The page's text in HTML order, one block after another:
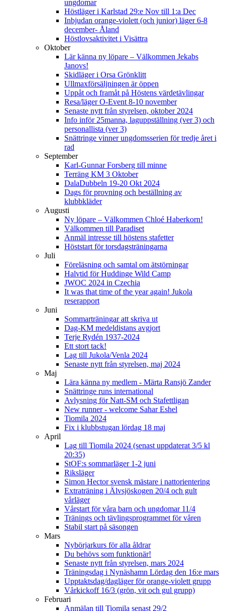
ungdomar
Höstläger i Karlstad 29:e Nov till 1:a Dec
Inbjudan orange-violett (och junior) läger 6-8
december- Åland
Höstlovsaktivitet i Visättra
Oktober
Lär känna ny löpare – Välkommen Jekabs
Janovs!
Skidläger i Orsa Grönklitt
Ullmaxförsäljningen är öppen
Uppåt och framåt på Höstens värdetävlingar
Resa/läger O-Event 8-10 november
Senaste nytt från styrelsen, oktober 2024
Info inför 25manna, laguppställning (ver 3) och
personallista (ver 3)
Snättringe vinner ungdomsserien för tredje året i
rad
September
Karl-Gunnar Forsberg till minne
Terräng KM 3 Oktober
DalaDubbeln 19-20 Okt 2024
Dags för provning och beställning av
klubbkläder
Augusti
Ny löpare – Välkommen Chloé Haberkorn!
Välkommen till Paradiset
Anmäl intresse till höstens stafetter
Höststart för torsdagsträningarna
Juli
Föreläsning och samtal om ätstörningar
Halvtid för Huddinge Wild Camp
JWOC 2024 in Czechia
It was that time of the year again! Jukola
reserapport
Juni
Sommarträningar att skriva ut
Dag-KM medeldistans avgjort
Terje Rydén 1937-2024
Ett stort tack!
Lag till Jukola/Venla 2024
Senaste nytt från styrelsen, maj 2024
Maj
Lära känna ny medlem - Märta Ransjö Zander
Snättringe runs international
Avlysning för Natt-SM och Stafettligan
New runner - welcome Sahar Eshel
Tiomila 2024
Fix i klubbstugan lördag 18 maj
April
Lag till Tiomila 2024 (senast uppdaterat 3/5 kl
20:35)
StOF:s sommarläger 1-2 juni
Riksläger
Simon Hector svensk mästare i nattorientering
Extraträning i Älvsjöskogen 20/4 och gult
vårläger
Vårstart för våra barn och ungdomar 11/4
Tränings och tävlingsprogrammet för våren
Stabil start på säsongen
Mars
Nybörjarkurs för alla åldrar
Du behövs som funktionär!
Senaste nytt från styrelsen, mars 2024
Träningsdag i Nynäshamn Lördag den 16:e mars
Upptaktsdag/dagläger för orange-violett grupp
Vårkickoff 16/3 (grön, vit och gul grupp)
Februari
Anmälan till Tiomila senast 29/2